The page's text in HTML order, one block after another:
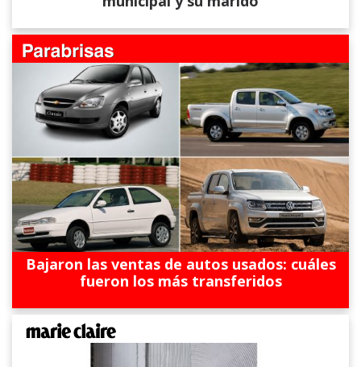
Bajaron las ventas de autos usados: cuáles
fueron los más transferidos